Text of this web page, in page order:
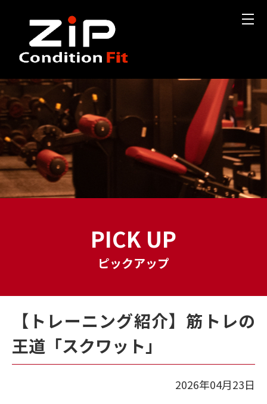
PICK UP
ピックアップ
【トレーニング紹介】筋トレの
王道「スクワット」
2026年04月23日